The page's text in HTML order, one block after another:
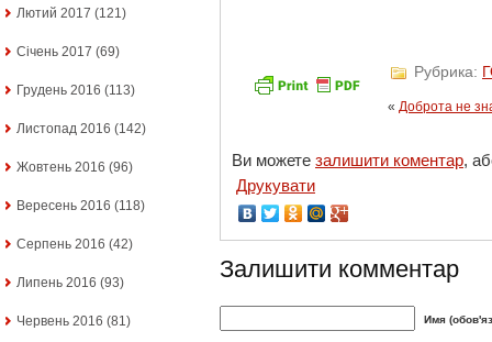
Лютий 2017 (121)
Січень 2017 (69)
Грудень 2016 (113)
Листопад 2016 (142)
Жовтень 2016 (96)
Вересень 2016 (118)
Серпень 2016 (42)
Липень 2016 (93)
Червень 2016 (81)
Рубрика:
« Доброта не
Ви можете залишити коментар,
Друкувати
Залишити комментар
Имя